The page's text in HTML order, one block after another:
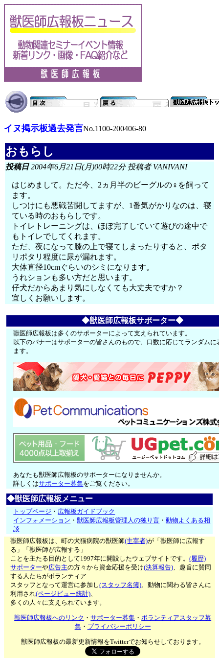
イヌ掲示板過去発言No.1100-200406-80
おもらし
投稿日2004年6月21日(月)00時22分 投稿者 VANIVANI
はじめまして。ただ今、2ヵ月半のビーグルの♀を飼って
ます。
しつけにも悪戦苦闘してますが、1番気がかりなのは、寝
ている時のおもらしです。
トイレトレーニングは、ほぼ完了していて遊びの途中で
もトイレでしてくれます。
ただ、夜になって膝の上で寝てしまったりすると、ポタ
リポタリ程度に尿が漏れます。
大体直径10cmぐらいのシミになります。
うれションも多い方だと思います。
仔犬だからあまり気にしなくても大丈夫ですか？
宜しくお願いします。
◆獣医師広報板サポーター◆
獣医師広報板は多くのサポーターによって支えられています。
以下のバナーはサポーターの皆さんのもので、口数に応じてランダムに
ます。
あなたも獣医師広報板のサポーターになりませんか。
詳しくはサポーター募集をご覧ください。
◆獣医師広報板メニュー
トップページ ・ 広報板ガイドブック
インフォメーション ・獣医師広報板管理人の独り言 ・動物よくある相
談
獣医師広報板は、町の犬猫病院の獣医師(主宰者)が「獣医師に広報す
る」「獣医師が広報する」
ことを主たる目的として1997年に開設したウェブサイトです。(履歴)
サポーターや広告主の方々から資金応援を受け(決算報告)、趣旨に賛同
する人たちがボランティア
スタッフとなって運営に参加し(スタッフ名簿)、動物に関わる皆さんに
利用され(ページビュー統計)、
多くの人々に支えられています。
獣医師広報板へのリンク ・サポーター募集 ・ボランティアスタッフ募
集・ プライバシーポリシー
獣医師広報板の最新更新情報をTwitterでお知らせしております。